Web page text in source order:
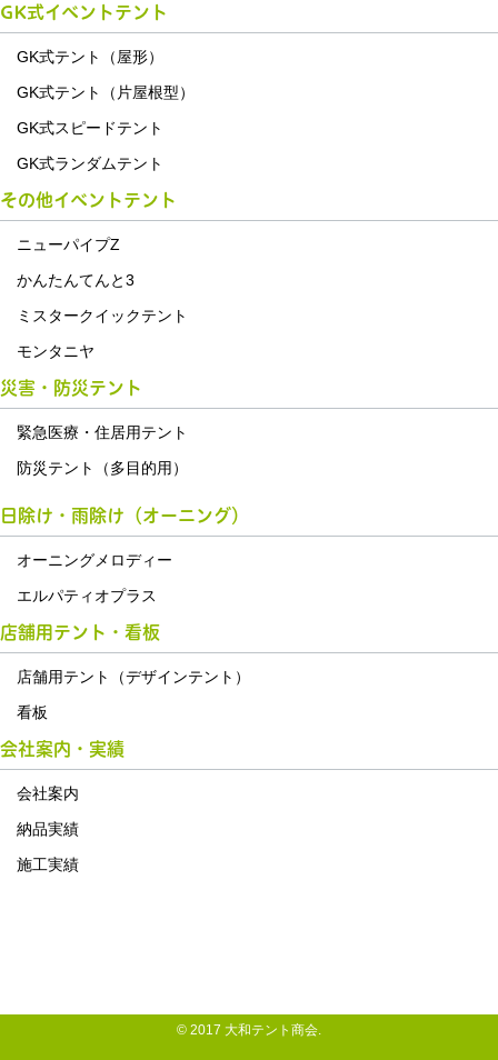
GK式イベントテント
GK式テント（屋形）
GK式テント（片屋根型）
GK式スピードテント
GK式ランダムテント
その他イベントテント
ニューパイプZ
かんたんてんと3
ミスタークイックテント
モンタニヤ
災害・防災テント
緊急医療・住居用テント
防災テント（多目的用）
日除け・雨除け（オーニング）
オーニングメロディー
エルパティオプラス
店舗用テント・看板
店舗用テント（デザインテント）
看板
会社案内・実績
会社案内
納品実績
施工実績
© 2017 大和テント商会.